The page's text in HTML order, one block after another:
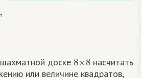
доске 8 8 насчитать
или величине квадратов,